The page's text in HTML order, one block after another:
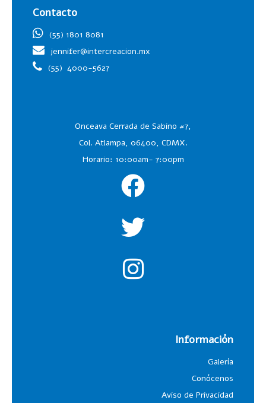
Contacto
(55) 1801 8081
jennifer@intercreacion.mx
(55) 4000-5627
Onceava Cerrada de Sabino #7,
Col. Atlampa, 06400, CDMX.
Horario: 10:00am- 7:00pm
Información
Galería
Conócenos
Aviso de Privacidad